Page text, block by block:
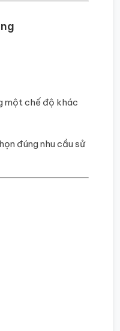
một chế độ khác
đúng nhu cầu sử